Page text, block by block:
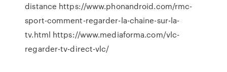
distance https://www.phonandroid.com/rmc-
sport-comment-regarder-la-chaine-sur-la-
tv.html https://www.mediaforma.com/vlc-
regarder-tv-direct-vlc/